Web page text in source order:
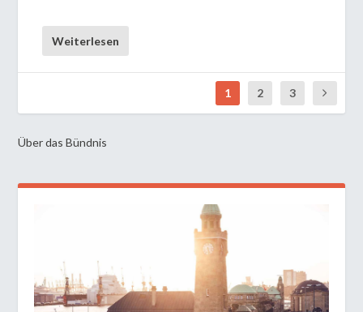
Weiterlesen
1 2 3
Über das Bündnis